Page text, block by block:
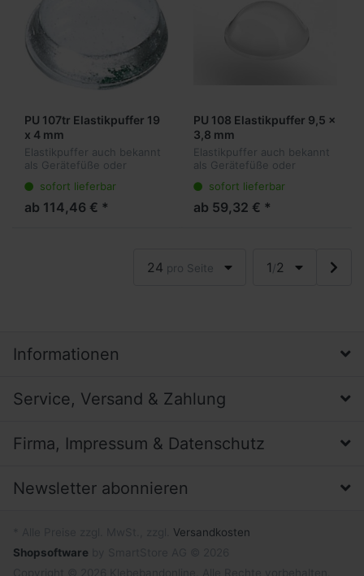
PU 107tr Elastikpuffer 19
x 4 mm
Elastikpuffer auch bekannt
als Gerätefüße oder
ideale Lösung für viele
Anwendungen. Sie kleben
transparent am Objekt und
sofort lieferbar
ab 114,46 € *
PU 108 Elastikpuffer 9,5 x
3,8 mm
Elastikpuffer auch bekannt
als Gerätefüße oder
ideale Lösung für viele
Anwendungen. Sie kleben
transparent am Objekt und
sofort lieferbar
ab 59,32 € *
24 pro Seite 1/2
Informationen
Service, Versand & Zahlung
Firma, Impressum & Datenschutz
Newsletter abonnieren
Versandkosten
Shopsoftware